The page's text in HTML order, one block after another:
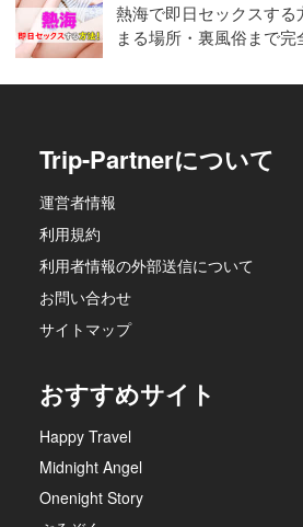
熱海で即日セックスす
まる場所・裏風俗まで完
Trip-Partnerについて
運営者情報
利用規約
利用者情報の外部送信について
お問い合わせ
サイトマップ
おすすめサイト
Happy Travel
Midnight Angel
Onenight Story